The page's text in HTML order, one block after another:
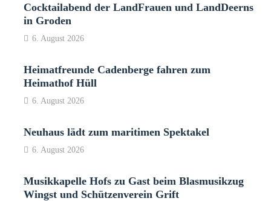
Cocktailabend der LandFrauen und LandDeerns
in Groden
6. August 2026
Heimatfreunde Cadenberge fahren zum
Heimathof Hüll
6. August 2026
Neuhaus lädt zum maritimen Spektakel
6. August 2026
Musikkapelle Hofs zu Gast beim Blasmusikzug
Wingst und Schützenverein Grift